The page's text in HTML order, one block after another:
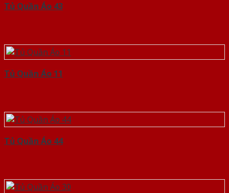
Tủ Quần Áo 43
Tủ Quần Áo 11
Tủ Quần Áo 44